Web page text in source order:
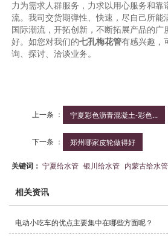
力为需求人群服务，力求以用心服务和靠
流。我司交货期弹性、快速，尽自己所能
国际潮流，开拓创新，不断拓展产品的广
好。如您对我们的七孔梅花管有感兴趣，
询、探讨、洽谈业务。
上一条 ： 宁夏彩色沥青混凝土-彩色...
下一条 ： 郑州哪家皮轮做得好
关键词：宁夏给水管 银川给水管 内蒙古给水管
相关资讯
电动小吃车的优点主要集中在哪些方面呢？